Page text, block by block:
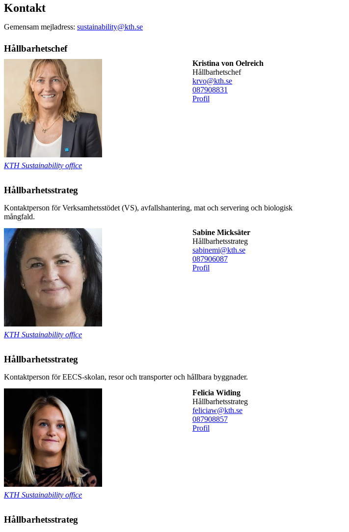
Kontakt
Gemensam mejladress: sustainability@kth.se
Hållbarhetschef
Kristina von Oelreich
hållbarhetschef
krvo@kth.se
087908831
Profil
KTH Sustainability office
Hållbarhetsstrateg
Kontaktperson för Verksamhetsstödet (VS), avfallshantering, mat och servering och biologisk
mångfald.
Sabine Micksäter
Hållbarhetsstrateg
sabinemi@kth.se
087906087
Profil
KTH Sustainability office
Hållbarhetsstrateg
Kontaktperson för EECS-skolan, resor och transporter och hållbara byggnader.
Felicia Widing
hållbarhetsstrateg
feliciaw@kth.se
087908857
Profil
KTH Sustainability office
Hållbarhetsstrateg